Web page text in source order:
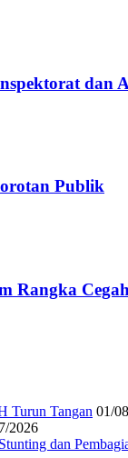
dan
Publik
Rangka
Turun Tangan 01/
2026
dan